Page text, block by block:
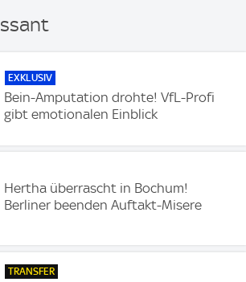
EXKLUSIV
Bein-Amputation drohte! VfL-Profi
gibt emotionalen Einblick
Hertha überrascht in Bochum!
Berliner beenden Auftakt-Misere
TRANSFER